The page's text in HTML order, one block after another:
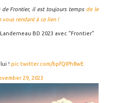
de Frontier, il est toujours temps de le
rendant à ce lien !
BD 2023 avec "Frontier"
! pic.twitter.com/bpfQlPh8wE
29, 2023